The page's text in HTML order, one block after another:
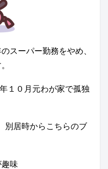
スーパー勤務をやめ、
１０月元わが家で孤独
別居時からこちらのブ
味